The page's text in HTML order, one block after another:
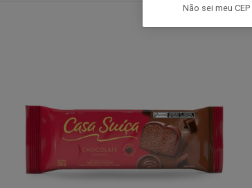
Não sei meu CEP